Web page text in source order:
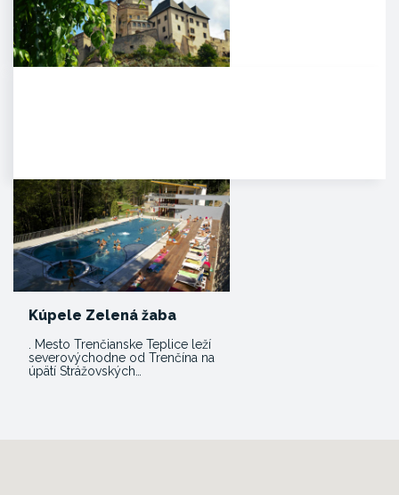
Kúpele Zelená žaba
. Mesto Trenčianske Teplice leží
severovýchodne od Trenčína na
úpätí Strážovských…